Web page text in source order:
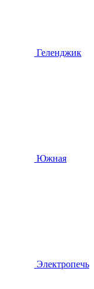
Геленджик
Южная
Электропечь